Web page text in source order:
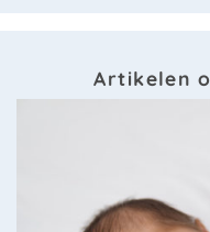
Artikelen